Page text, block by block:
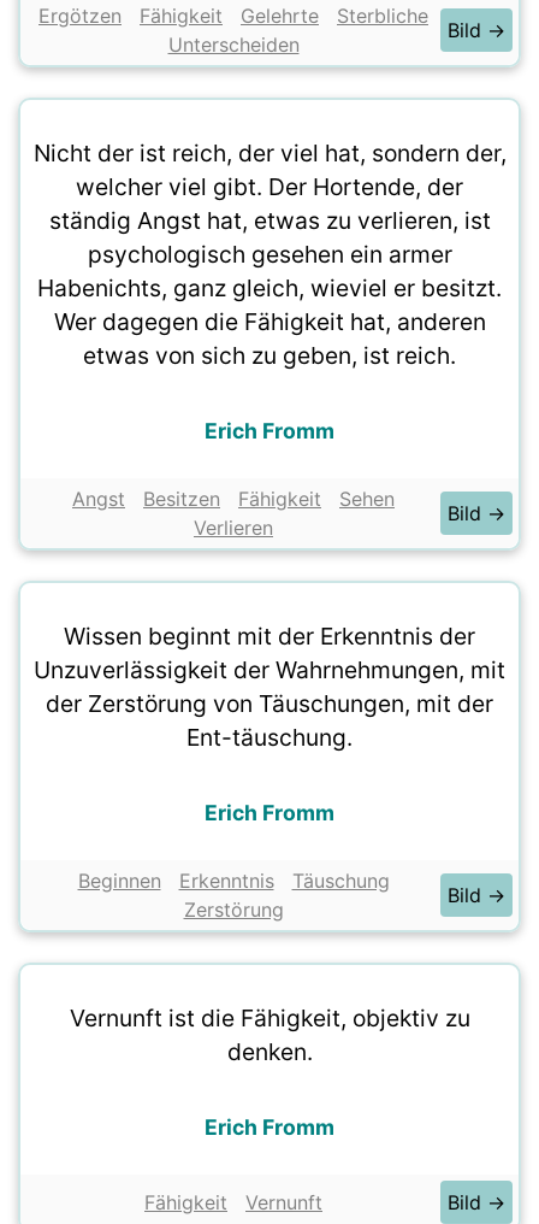
Ergötzen Fähigkeit Gelehrte
Sterbliche
Unterscheiden
Bild →
Nicht der ist reich, der viel hat, sondern der,
welcher viel gibt. Der Hortende, der
ständig Angst hat, etwas zu verlieren, ist
psychologisch gesehen ein armer
Habenichts, ganz gleich, wieviel er besitzt.
Wer dagegen die Fähigkeit hat, anderen
etwas von sich zu geben, ist reich.
Erich Fromm
Angst Besitzen Fähigkeit
Sehen
Verlieren
Bild →
Wissen beginnt mit der Erkenntnis der
Unzuverlässigkeit der Wahrnehmungen, mit
der Zerstörung von Täuschungen, mit der
Ent-täuschung.
Erich Fromm
Beginnen Erkenntnis
Täuschung
Zerstörung
Bild →
Vernunft ist die Fähigkeit, objektiv zu
denken.
Erich Fromm
Fähigkeit Vernunft Bild →